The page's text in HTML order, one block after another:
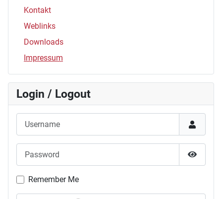
Kontakt
Weblinks
Downloads
Impressum
Login / Logout
Show
Remember Me